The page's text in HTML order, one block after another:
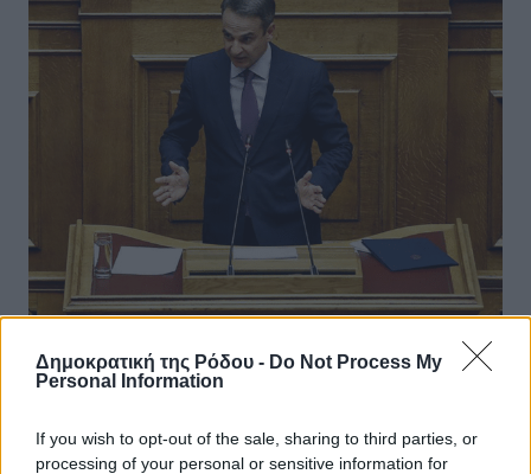
Δημοκρατική της Ρόδου - Do Not Process My
Personal Information
If you wish to opt-out of the sale, sharing to third parties, or
processing of your personal or sensitive information for
Μητσοτάκης: Δε θέλουμε ούτε
μπαχαλάκηδες στα πανεπιστήμια